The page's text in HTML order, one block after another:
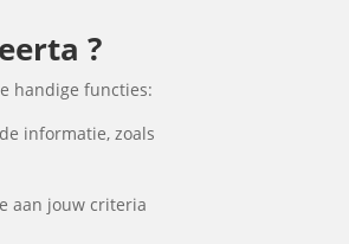
?
handige functies:
informatie, zoals
aan jouw criteria